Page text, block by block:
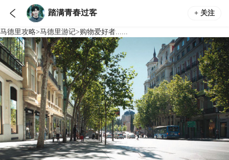
 踏满青春过客 + 关注
马德里攻略>马德里游记>购物爱好者......